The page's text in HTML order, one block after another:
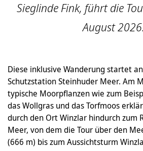
Sieglinde Fink, führt die
August 2026.
Diese inklusive Wanderung startet
Schutzstation Steinhuder Meer. Am
typische Moorpflanzen wie zum
das Wollgras und das Torfmoos
durch den Ort Winzlar hindurch zum
Meer, von dem die Tour über den
(666 m) bis zum Aussichtsturm